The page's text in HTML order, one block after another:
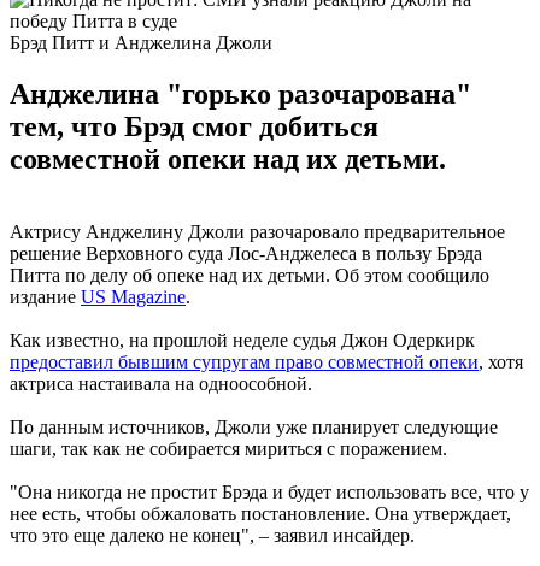
Брэд Питт и Анджелина Джоли
Анджелина "горько разочарована"
тем, что Брэд смог добиться
совместной опеки над их детьми.
Актрису Анджелину Джоли разочаровало предварительное
решение Верховного суда Лос-Анджелеса в пользу Брэда
Питта по делу об опеке над их детьми. Об этом сообщило
издание US Magazine.
Как известно, на прошлой неделе судья Джон Одеркирк
предоставил бывшим супругам право совместной опеки, хотя
актриса настаивала на одноособной.
По данным источников, Джоли уже планирует следующие
шаги, так как не собирается мириться с поражением.
"Она никогда не простит Брэда и будет использовать все, что у
нее есть, чтобы обжаловать постановление. Она утверждает,
что это еще далеко не конец", – заявил инсайдер.